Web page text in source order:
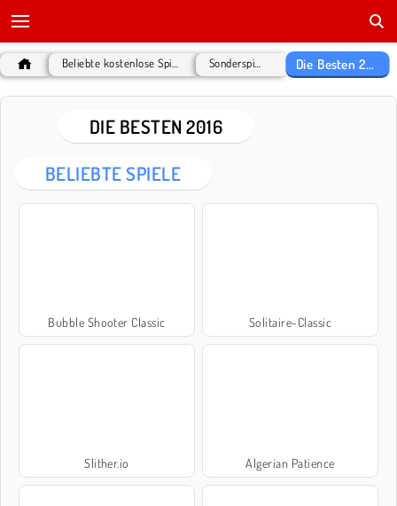
Die Besten 2016
DIE BESTEN 2016
BELIEBTE SPIELE
Bubble Shooter Classic Solitaire-Classic
Slither.io Algerian Patience